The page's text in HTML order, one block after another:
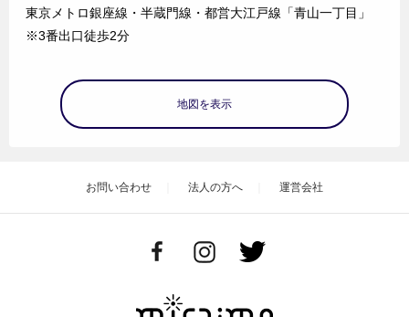
東京メトロ銀座線・半蔵門線・都営大江戸線「青山一丁目」
※3番出口徒歩2分
地図を表示
お問い合わせ 法人の方へ 運営会社